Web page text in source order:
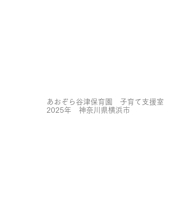
あおぞら谷津保育園 子育て支援室
2025年 神奈川県横浜市